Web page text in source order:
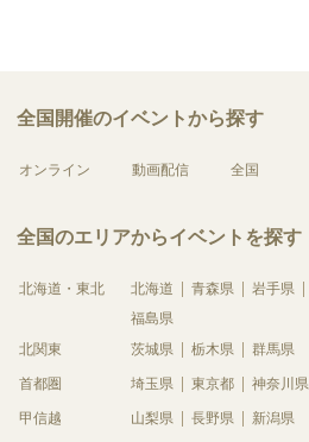
全国開催のイベントから探す
オンライン 動画配信 全国
全国のエリアからイベントを探す
北海道・東北 北海道 青森県 岩手県
福島県
北関東
茨城県 栃木県 群馬県
首都圏 埼玉県 東京都 神奈川県
甲信越 山梨県 長野県 新潟県